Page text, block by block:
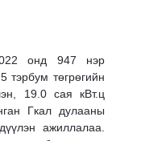
онд 947 нэр
тэрбум төгрөгийн
19.0 сая кВт.ц
Гкал дулааны
ажиллалаа.